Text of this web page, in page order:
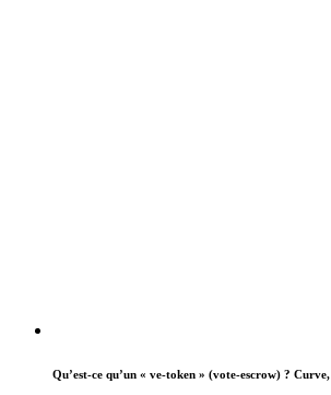
Qu’est-ce qu’un « ve-token » (vote-escrow) ?